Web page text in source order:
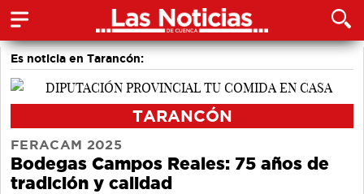
Es noticia en Tarancón:
TARANCÓN
FERACAM 2025
Bodegas Campos Reales: 75 años de
tradición y calidad